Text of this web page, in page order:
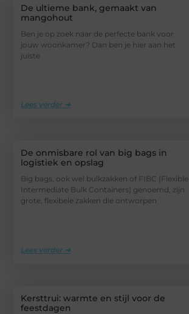
De ultieme bank, gemaakt van
mangohout
Ben je op zoek naar de perfecte bank voor
jouw woonkamer? Dan ben je hier aan het
juiste
Lees verder ➜
De onmisbare rol van big bags in
logistiek en opslag
Big bags, ook wel bulkzakken of FIBC (Flexible
Intermediate Bulk Containers) genoemd, zijn
grote, flexibele zakken die ontworpen
Lees verder ➜
Kersttrui: warmte en stijl voor de
feestdagen